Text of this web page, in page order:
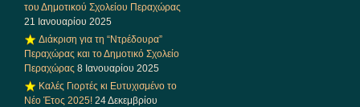
του Δημοτικού Σχολείου Περαχώρας
21 Ιανουαρίου 2025
Διάκριση για τη “Ντρέδουρα”
Περαχώρας και το Δημοτικό Σχολείο
Περαχώρας 8 Ιανουαρίου 2025
Καλές Γιορτές κι Ευτυχισμένο το
Νέο Έτος 2025! 24 Δεκεμβρίου